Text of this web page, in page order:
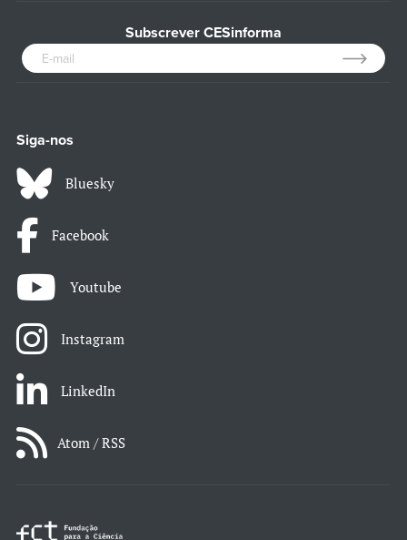
Subscrever CESinforma
Siga-nos
Bluesky
Facebook
Youtube
Instagram
LinkedIn
Atom / RSS